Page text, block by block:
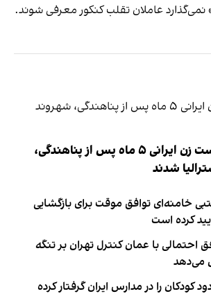
عاملان تقلب کنکور معرفی شوند.
دو فوتبالیست زن ایرانی ۵ ماه پس از پناهندگی،
شدند
خامنه‌ای توافق موقت برای بازگشایی
کرده است
احتمالی با عمان کنترل تهران بر تنگه
می‌دهد
کودکان را در مدارس ایران گرفتار کرده